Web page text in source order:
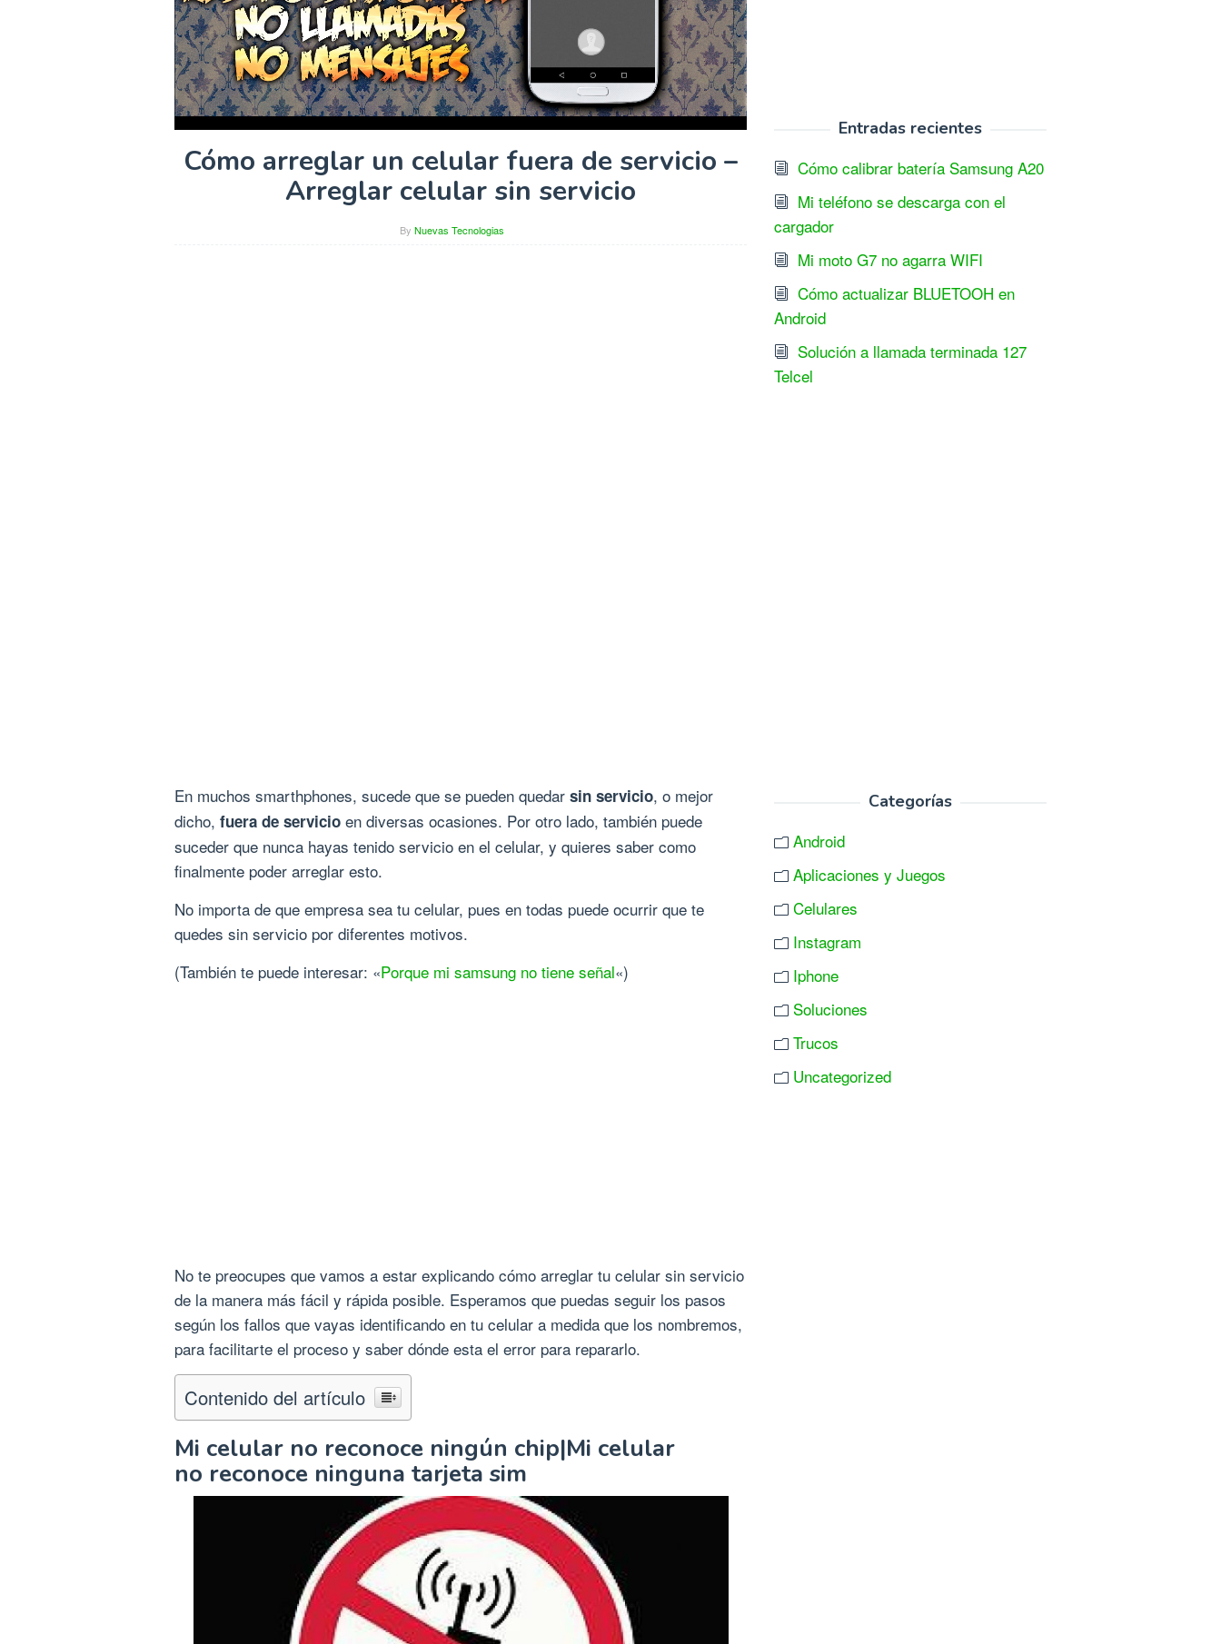
Cómo arreglar un celular fuera de servicio –
Arreglar celular sin servicio
By Nuevas Tecnologias
En muchos smarthphones, sucede que se pueden quedar sin servicio, o mejor
dicho, fuera de servicio en diversas ocasiones. Por otro lado, también puede
suceder que nunca hayas tenido servicio en el celular, y quieres saber como
finalmente poder arreglar esto.
No importa de que empresa sea tu celular, pues en todas puede ocurrir que te
quedes sin servicio por diferentes motivos.
(También te puede interesar: «Porque mi samsung no tiene señal«)
No te preocupes que vamos a estar explicando cómo arreglar tu celular sin servicio
de la manera más fácil y rápida posible. Esperamos que puedas seguir los pasos
según los fallos que vayas identificando en tu celular a medida que los nombremos,
para facilitarte el proceso y saber dónde esta el error para repararlo.
Contenido del artículo
Mi celular no reconoce ningún chip|Mi celular
no reconoce ninguna tarjeta sim
Entradas recientes
Cómo calibrar batería Samsung A20
Mi teléfono se descarga con el
cargador
Mi moto G7 no agarra WIFI
Cómo actualizar BLUETOOH en
Android
Solución a llamada terminada 127
Telcel
Categorías
Android
Aplicaciones y Juegos
Celulares
Instagram
Iphone
Soluciones
Trucos
Uncategorized